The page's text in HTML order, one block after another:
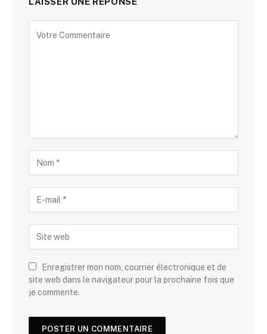
Enregistrer mon nom, courrier électronique et de
site web dans le navigateur pour la prochaine fois que
je commente.